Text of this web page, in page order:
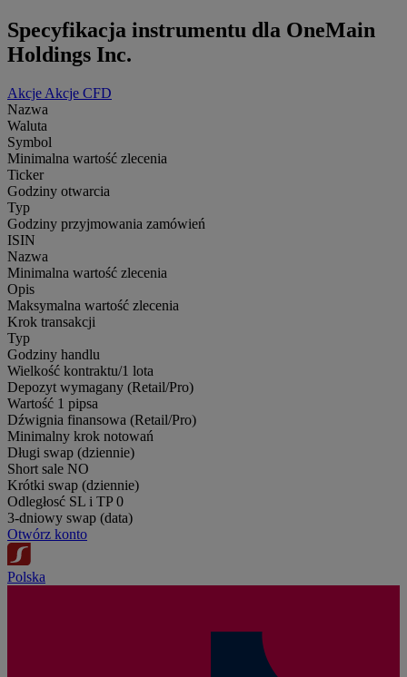
Specyfikacja instrumentu dla OneMain
Holdings Inc.
Akcje Akcje CFD
Nazwa
Waluta
Symbol
Minimalna wartość zlecenia
Ticker
Godziny otwarcia
Typ
Godziny przyjmowania zamówień
ISIN
Nazwa
Minimalna wartość zlecenia
Opis
Maksymalna wartość zlecenia
Krok transakcji
Typ
Godziny handlu
Wielkość kontraktu/1 lota
Depozyt wymagany (Retail/Pro)
Wartość 1 pipsa
Dźwignia finansowa (Retail/Pro)
Minimalny krok notowań
Długi swap (dziennie)
Short sale NO
Krótki swap (dziennie)
Odległosć SL i TP 0
3-dniowy swap (data)
Otwórz konto
Polska